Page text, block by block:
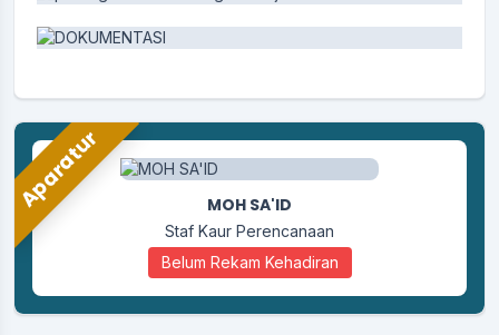
Aparatur MOH SA'ID
Staf Kaur Perencanaan
Belum Rekam Kehadiran